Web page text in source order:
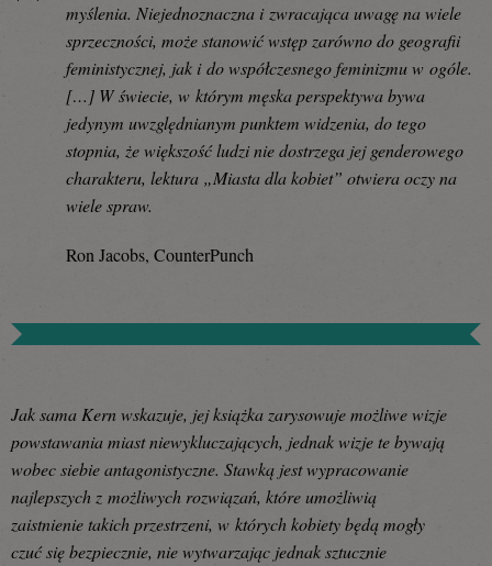
myślenia. Niejednoznaczna i zwracająca uwagę na wiele
sprzeczności, może stanowić wstęp zarówno do geografii
feministycznej, jak i do współczesnego feminizmu w ogóle.
[…] W świecie, w którym męska perspektywa bywa
jedynym uwzględnianym punktem widzenia, do tego
stopnia, że większość ludzi nie dostrzega jej genderowego
charakteru, lektura „Miasta dla kobiet” otwiera oczy na
wiele spraw.
Ron Jacobs, CounterPunch
Jak sama Kern wskazuje, jej książka zarysowuje możliwe wizje
powstawania miast niewykluczających, jednak wizje te bywają
wobec siebie antagonistyczne. Stawką jest wypracowanie
najlepszych z możliwych rozwiązań, które umożliwią
zaistnienie takich przestrzeni, w których kobiety będą mogły
czuć się bezpiecznie, nie wytwarzając jednak sztucznie